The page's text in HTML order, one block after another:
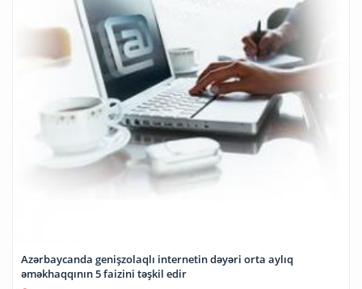
Azərbaycanda genişzolaqlı internetin dəyəri orta aylıq
əməkhaqqının 5 faizini təşkil edir